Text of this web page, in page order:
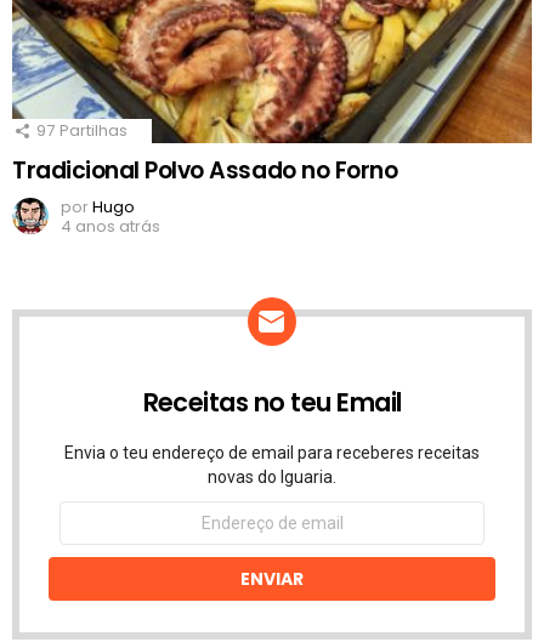
97 Partilhas
Tradicional Polvo Assado no Forno
porHugo
4 anos atrás
Receitas no teu Email
Envia o teu endereço de email para receberes receitas
novas do Iguaria.
Endereço
email
ENVIAR